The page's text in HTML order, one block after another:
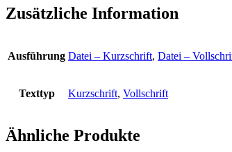
Zusätzliche Information
Ausführung Datei – Kurzschrift, Datei –
Texttyp Kurzschrift, Vollschrift
Ähnliche Produkte